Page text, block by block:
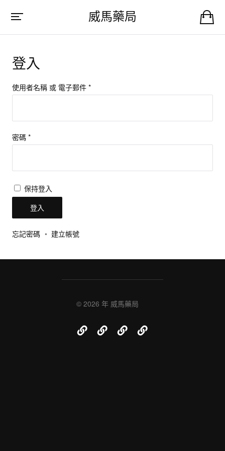
威馬藥局
登入
使用者名稱 或 電子郵件 *
密碼 *
保持登入
登入
忘記密碼 • 建立帳號
© 2026 年 威馬藥局